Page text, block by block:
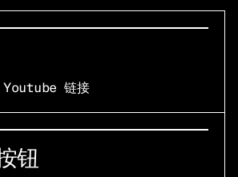
Youtube 链接
钮